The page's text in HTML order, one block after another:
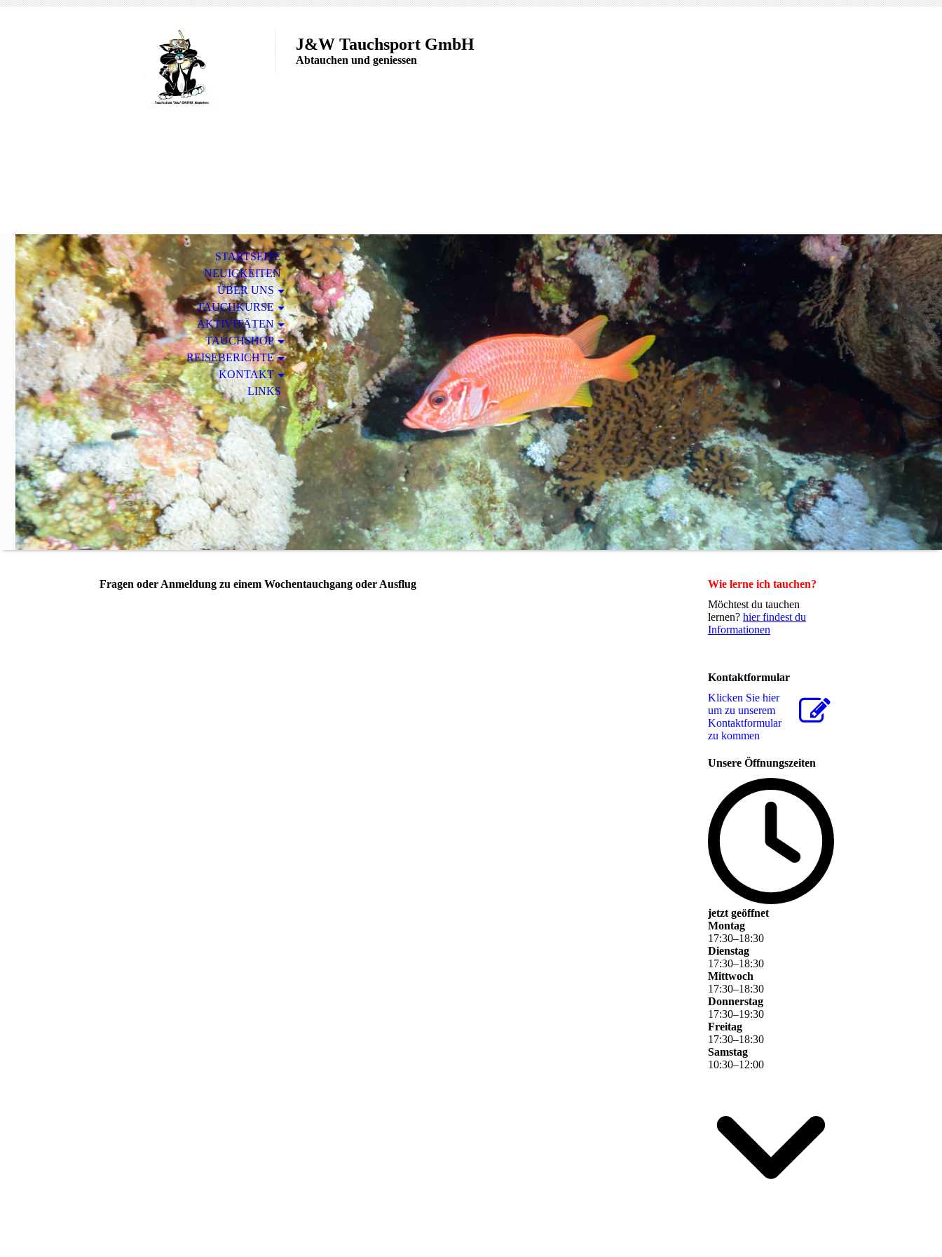
J&W Tauchsport GmbH
Abtauchen und geniessen
STARTSEITE
NEUIGKEITEN
ÜBER UNS
TAUCHKURSE
AKTIVITÄTEN
TAUCHSHOP
REISEBERICHTE
KONTAKT
LINKS
Fragen oder Anmeldung zu einem Wochentauchgang oder Ausflug
Wie lerne ich tauchen?
Möchtest du tauchen
lernen? hier findest du
Informationen
Kontaktformular
Klicken Sie hier
um zu unserem
Kon­takt­for­mu­lar
zu kommen
Unsere Öffnungszeiten
jetzt geöffnet
Montag
17:30–18:30
Dienstag
17:30–18:30
Mittwoch
17:30–18:30
Donnerstag
17:30–19:30
Freitag
17:30–18:30
Samstag
10:30–12:00